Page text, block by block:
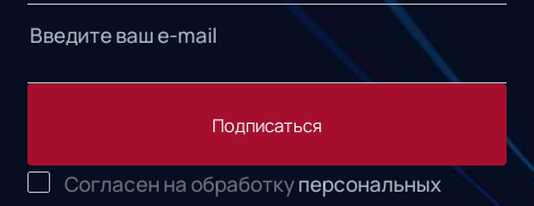
Подписаться
Согласен на обработкуперсональных